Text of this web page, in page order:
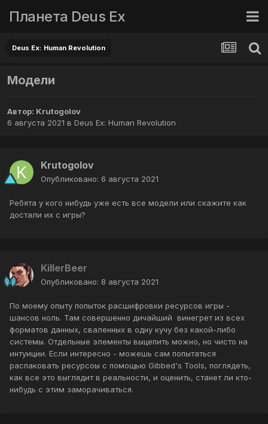
Планета Deus Ex
Deus Ex: Human Revolution
Модели
Автор: Krutogolov
6 августа 2021 в Deus Ex: Human Revolution
Krutogolov
Опубликовано: 6 августа 2021
Ребята у кого нибудь уже есть все модели или скажите как
достали их с игры?
KillerBeer
Опубликовано: 8 августа 2021
По моему опыту попыток расшифровки ресурсов игры -
шансов ноль. Там совершенно дичайший винегрет из всех
форматов данных, сваленных в одну кучу без какой-либо
системы. Отдельные элементы выцепить можно, но чисто на
интуиции. Если интересно - можешь сам попытаться
распаковать ресурсоы с помощью Gibbed's Tools, поглядеть,
как все это выглядит в реальности, и оценить, станет ли кто-
нибудь с этим заморачиваться.